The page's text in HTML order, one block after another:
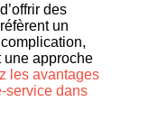
des
un
une approche
les avantages
service dans